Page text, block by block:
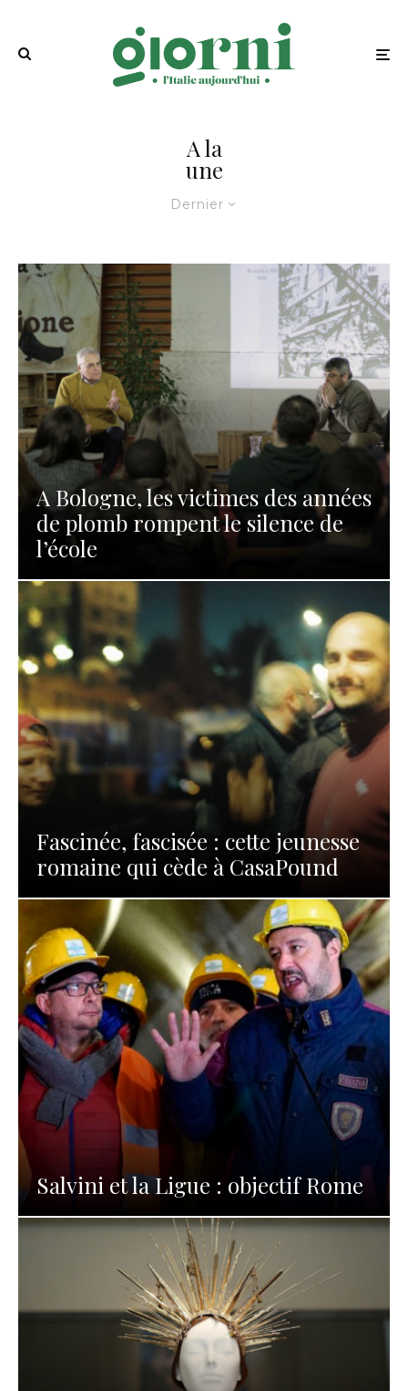
Dernier
A la
une
A Bologne, les victimes des années
de plomb rompent le silence de
l’école
Fascinée, fascisée : cette jeunesse
romaine qui cède à CasaPound
Salvini et la Ligue : objectif Rome